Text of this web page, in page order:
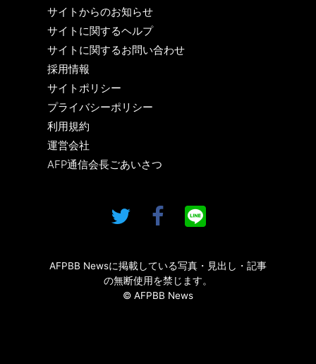
サイトからのお知らせ
サイトに関するヘルプ
サイトに関するお問い合わせ
採用情報
サイトポリシー
プライバシーポリシー
利用規約
運営会社
AFP通信会長ごあいさつ
AFPBB Newsに掲載している写真・見出し・記事
の無断使用を禁じます。
© AFPBB News